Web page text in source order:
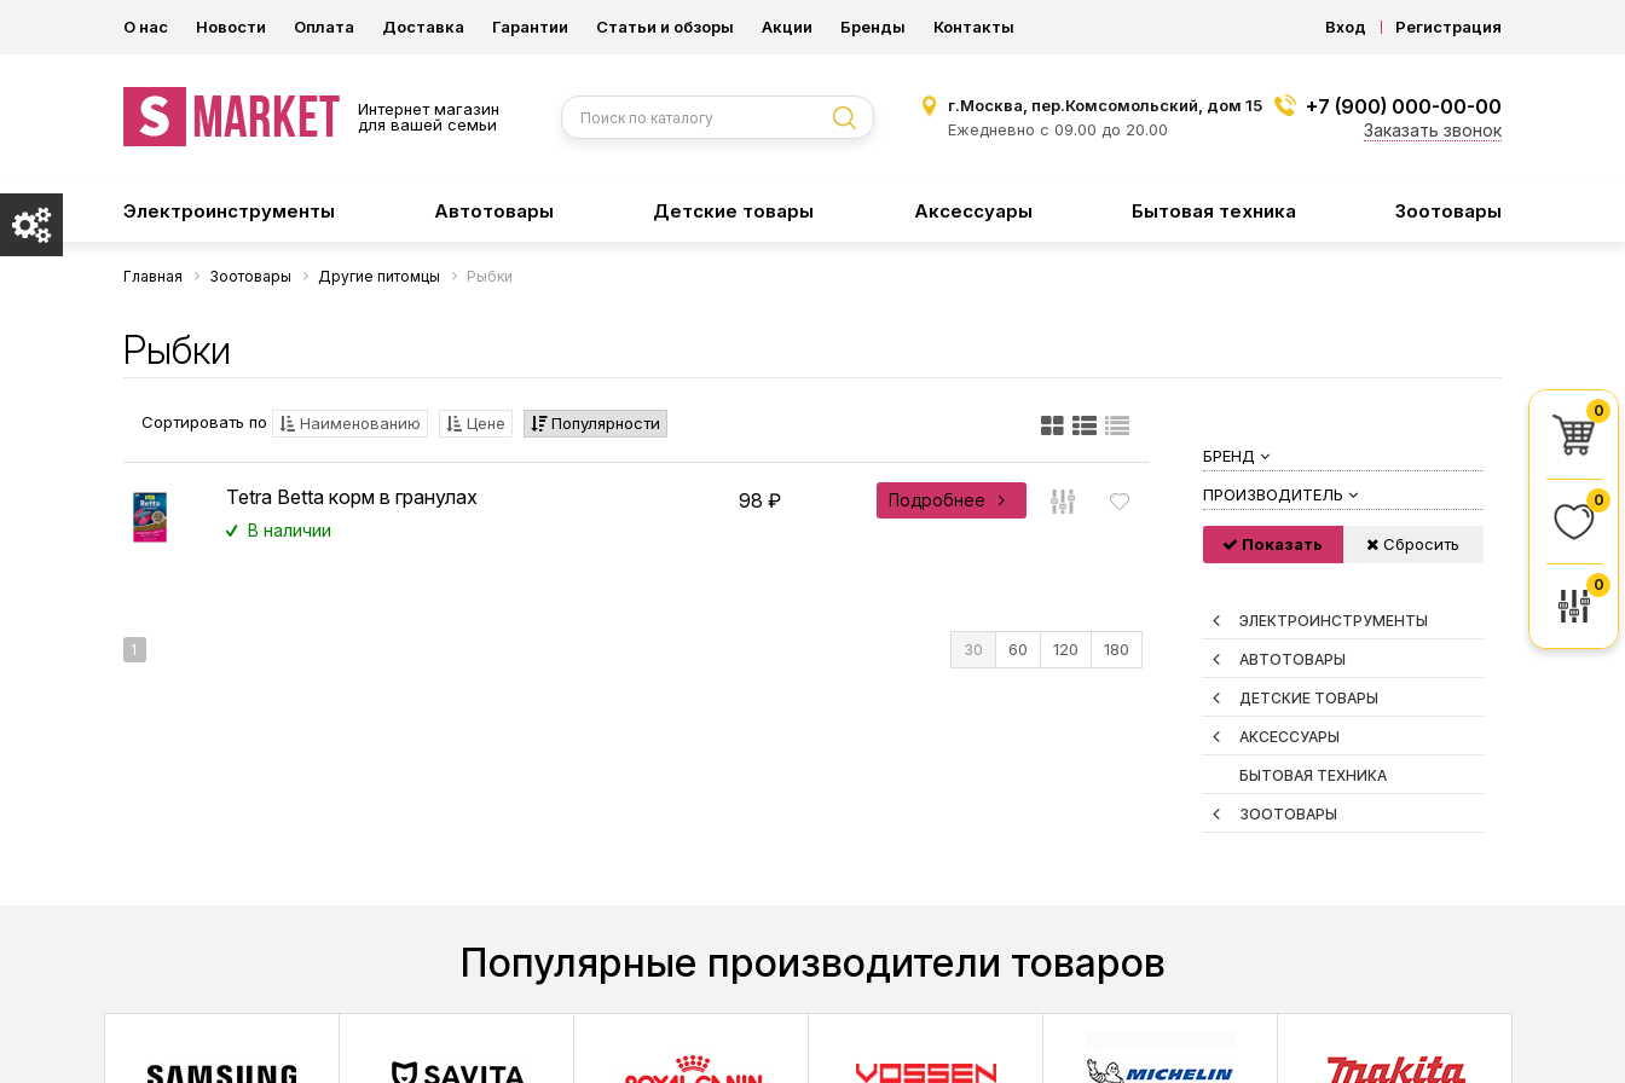
О нас Новости Оплата Доставка Гарантии Статьи и обзоры Акции Бренды Контакты Вход Регистрация
Интернет магазин
для вашей семьи
г.Москва, пер.Комсомольский, дом 15
Ежедневно с 09.00 до 20.00
+7 (900) 000-00-00
Заказать звонок
Электроинструменты Автотовары Детские товары Аксессуары Бытовая техника Зоотовары
Главная Зоотовары Другие питомцы Рыбки
Рыбки
БРЕНД
ПРОИЗВОДИТЕЛЬ
Показать Сбросить
ЭЛЕКТРОИНСТРУМЕНТЫ
АВТОТОВАРЫ
ДЕТСКИЕ ТОВАРЫ
АКСЕССУАРЫ
БЫТОВАЯ ТЕХНИКА
ЗООТОВАРЫ
Сортировать по Наименованию Цене Популярности
Tetra Betta корм в гранулах
В наличии
98 ₽ Подробнее
1 30 60 120 180
Популярные производители товаров
0
0
0